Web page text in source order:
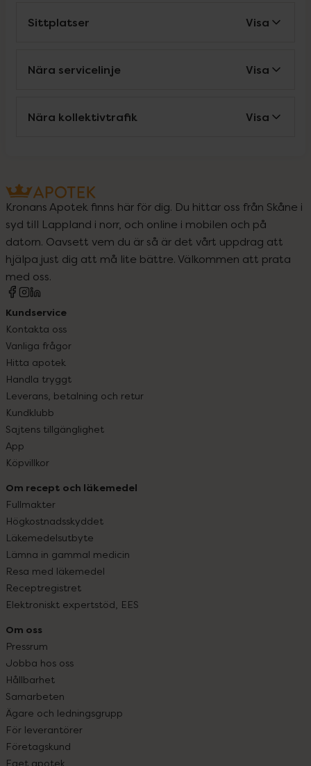
Sittplatser Visa
Nära servicelinje Visa
Nära kollektivtrafik Visa
Kronans Apotek finns här för dig. Du hittar oss från Skåne i
syd till Lappland i norr, och online i mobilen och på
datorn. Oavsett vem du är så är det vårt uppdrag att
hjälpa just dig att må lite bättre. Välkommen att prata
med oss.
Kundservice
Kontakta oss
Vanliga frågor
Hitta apotek
Handla tryggt
Leverans, betalning och retur
Kundklubb
Sajtens tillgänglighet
App
Köpvillkor
Om recept och läkemedel
Fullmakter
Högkostnadsskyddet
Läkemedelsutbyte
Lämna in gammal medicin
Resa med läkemedel
Receptregistret
Elektroniskt expertstöd, EES
Om oss
Pressrum
Jobba hos oss
Hållbarhet
Samarbeten
Ägare och ledningsgrupp
För leverantörer
Företagskund
Eget apotek